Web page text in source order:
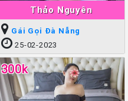
Thảo Nguyên
Gái Gọi Đà Nẵng
25-02-2023
300k